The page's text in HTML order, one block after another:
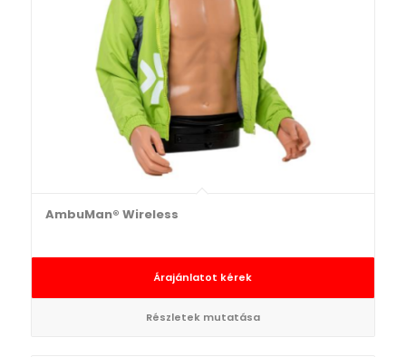
AmbuMan® Wireless
Árajánlatot kérek
Részletek mutatása